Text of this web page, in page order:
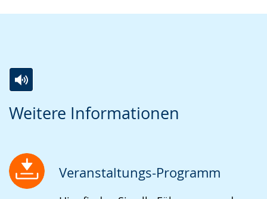
Weitere Informationen
Leichten
wechseln.
Audio-
Video
Deutscher
Gebärdensprache
wird
Veranstaltungs-Programm